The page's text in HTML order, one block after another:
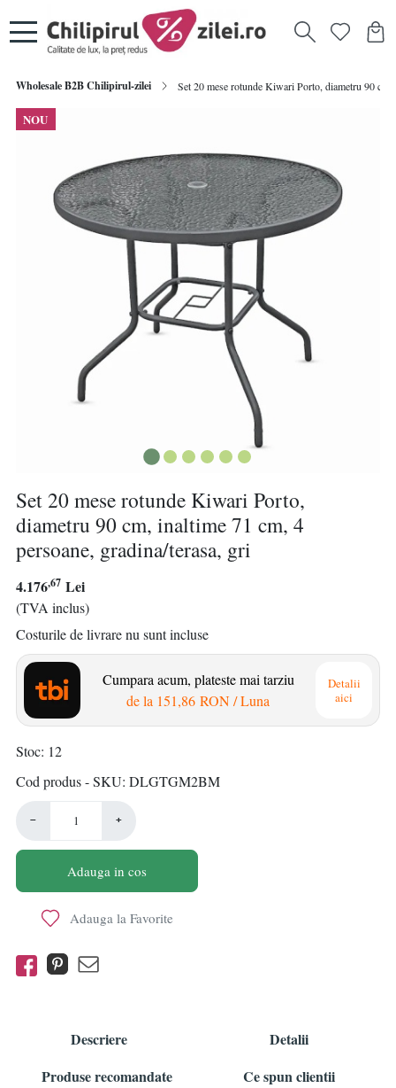
Wholesale B2B Chilipirul-zilei Set 20 mese rotunde Kiwari Porto, diametru 90
NOU
Set 20 mese rotunde Kiwari Porto,
diametru 90 cm, inaltime 71 cm, 4
persoane, gradina/terasa, gri
4.176,67 Lei
(TVA inclus)
Costurile de livrare nu sunt incluse
Cumpara acum, plateste mai tarziu
de la 151,86 RON/ Luna
Detalii
aici
Stoc 12
Cod produs - SKU DLGTGM2BM
− +
Adauga in cos
Adauga la Favorite
Descriere
Detalii
Produse recomandate
Ce spun clientii